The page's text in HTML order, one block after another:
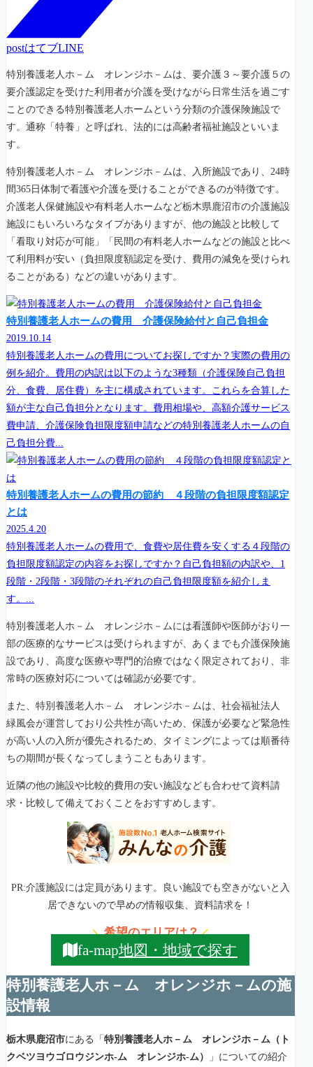
postはてブLINE
特別養護老人ホ－ム オレンジホ－ムは、要介護３～要介護５の
要介護認定を受けた利用者が介護を受けながら日常生活を過ごす
ことのできる特別養護老人ホームという分類の介護保険施設で
す。通称「特養」と呼ばれ、法的には高齢者福祉施設といいま
す。
特別養護老人ホ－ム オレンジホ－ムは、入所施設であり、24時
間365日体制で看護や介護を受けることができるのが特徴です。
介護老人保健施設や有料老人ホームなど栃木県鹿沼市の介護施設
施設にもいろいろなタイプがありますが、他の施設と比較して
「看取り対応が可能」「民間の有料老人ホームなどの施設と比べ
て利用料が安い（負担限度額認定を受け、費用の減免を受けられ
ることがある）などの違いがあります。
特別養護老人ホームの費用 介護保険給付と自己負担金
2019.10.14
特別養護老人ホームの費用についてお探しですか？実際の費用の
例を紹介。費用の内訳は以下のような3種類（介護保険自己負担
分、食費、居住費）を主に構成されています。これらを合算した
額が主な自己負担分となります。費用相場や、高額介護サービス
費申請、介護保険負担限度額申請などの特別養護老人ホームの自
己負担分費...
特別養護老人ホームの費用の節約 ４段階の負担限度額認定
とは
2025.4.20
特別養護老人ホームの費用で、食費や居住費を安くする４段階の
負担限度額認定の内容をお探しですか？自己負担額の内訳や、1
段階・2段階・3段階のそれぞれの自己負担限度額を紹介しま
す。...
特別養護老人ホ－ム オレンジホ－ムには看護師や医師がおり一
部の医療的なサービスは受けられますが、あくまでも介護保険施
設であり、高度な医療や専門的治療ではなく限定されており、非
常時の医療対応については確認が必要です。
また、特別養護老人ホ－ム オレンジホ－ムは、社会福祉法人
緑風会が運営しており公共性が高いため、保護が必要など緊急性
が高い人の入所が優先されるため、タイミングによっては順番待
ちの期間が長くなってしまうこともあります。
近隣の他の施設や比較的費用の安い施設なども合わせて資料請
求・比較して備えておくことをおすすめします。
PR:介護施設には定員があります。良い施設でも空きがないと入
居できないので早めの情報収集、資料請求を！
＼希望のエリアは？／
fa-map地図・地域で探す
特別養護老人ホ－ム オレンジホ－ムの施
設情報
栃木県鹿沼市にある「 特別養護老人ホ－ム オレンジホ－ム（ト
クベツヨウゴロウジンホ-ム オレンジホ-ム）
」についての紹介